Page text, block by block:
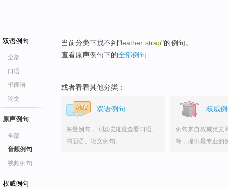
双语例句
全部
口语
书面语
论文
原声例句
全部
音频例句
视频例句
权威例句
当前分类下找不到"leather strap"的例句。
查看原声例句下的全部例句
或者看看其他分类：
双语例句
海量例句，可以按难度查看口语、
书面语、论文例句。
权威
例句来自权威英文
等，提供最专业的